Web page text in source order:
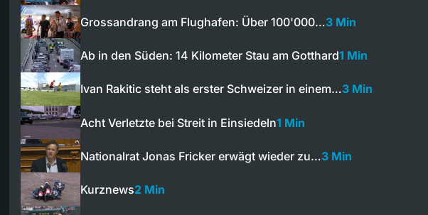
Grossandrang am Flughafen: Über 100'000…3 Min
Ab in den Süden: 14 Kilometer Stau am Gotthard1 Min
Ivan Rakitic steht als erster Schweizer in einem…3 Min
Acht Verletzte bei Streit in Einsiedeln1 Min
Nationalrat Jonas Fricker erwägt wieder zu…3 Min
Kurznews2 Min